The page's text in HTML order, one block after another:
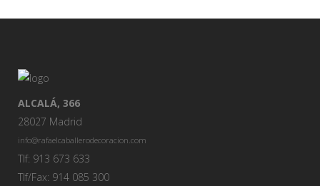
ALCALÁ, 366
28027 Madrid
info@rafaelcaballerodecoracion.com
Tlf: 913 673 633
Tlf/Fax: 914 085 300